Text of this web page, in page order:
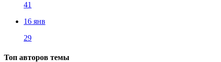
41
16 янв
29
Топ авторов темы